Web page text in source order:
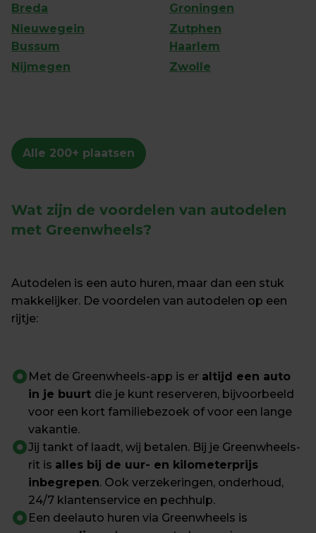
Breda
Groningen
Nieuwegein
Zutphen
Bussum
Haarlem
Nijmegen
Zwolle
Alle 200+ plaatsen
Wat zijn de voordelen van autodelen
met Greenwheels?
Autodelen is een auto huren, maar dan een stuk
makkelijker. De voordelen van autodelen op een
rijtje:
Met de Greenwheels-app is er altijd een auto
in je buurt die je kunt reserveren, bijvoorbeeld
voor een kort familiebezoek of voor een lange
vakantie.
Jij tankt of laadt, wij betalen. Bij je Greenwheels-
rit is alles bij de uur- en kilometerprijs
inbegrepen. Ook verzekeringen, onderhoud,
24/7 klantenservice en pechhulp.